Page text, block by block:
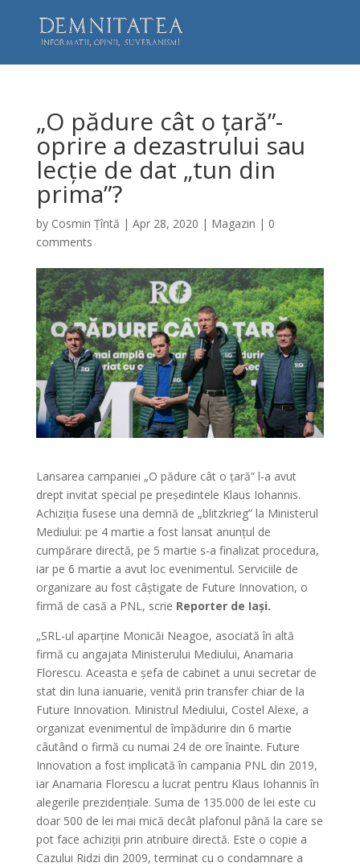
„O pădure cât o țară”-
oprire a dezastrului sau
lecție de dat „tun din
prima”?
by Cosmin Țîntă | Apr 28, 2020 | Magazin | 0
comments
Lansarea campaniei „O pădure cât o țară” l-a avut
drept invitat special pe președintele Klaus Iohannis.
Achiziția fusese una demnă de „blitzkrieg” la Ministerul
Mediului: pe 4 martie a fost lansat anunțul de
cumpărare directă, pe 5 martie s-a finalizat procedura,
iar pe 6 martie a avut loc evenimentul. Serviciile de
organizare au fost câștigate de Future Innovation, o
firmă de casă a PNL, scrie Reporter de Iași.
„SRL-ul aparține Monicăi Neagoe, asociată în altă
firmă cu angajata Ministerului Mediului, Anamaria
Florescu. Aceasta e șefa de cabinet a unui secretar de
stat din luna ianuarie, venită prin transfer chiar de la
Future Innovation. Ministrul Mediului, Costel Alexe, a
organizat evenimentul de împădurire din 6 martie
câutând o firmă cu numai 24 de ore înainte. Future
Innovation a fost implicată în campania PNL din 2019,
iar Anamaria Florescu a lucrat pentru Klaus Iohannis în
alegerile prezidențiale. Suma de 135.000 de lei este cu
doar 500 de lei mai mică decât plafonul până la care se
pot face achiziții prin atribuire directă. Este o copie a
Cazului Ridzi din 2009, terminat cu o condamnare a